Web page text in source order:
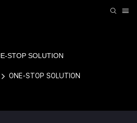
STOP SOLUTION
ONE-STOP SOLUTION